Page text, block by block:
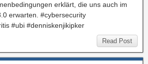
erklärt, die uns auch im
erwarten. #cybersecurity
#ubi #denniskenjikipker
Read Post